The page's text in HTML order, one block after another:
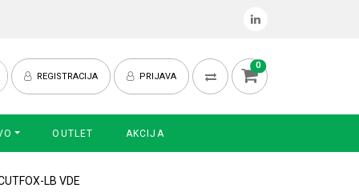
REGISTRACIJA PRIJAVA
0
OUTLET AKCIJA
LB VDE